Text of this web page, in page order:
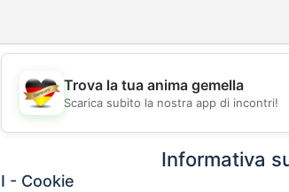
💖
Trova la tua anima gemella
Scarica subito la nostra app di incontri!
Informativa
I - Cookie